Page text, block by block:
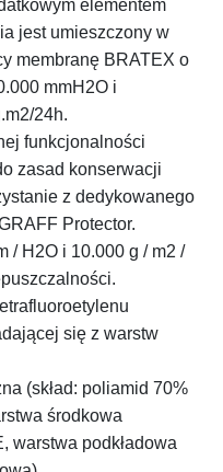
elementem
jest umieszczony w
membranę BRATEX o
mmH2O i
24h.
funkcjonalności
zasad konserwacji
z dedykowanego
Protector.
/ H2O i 10.000 g / m2 /
się z warstw
(skład: poliamid 70%
środkowa
warstwa podkładowa